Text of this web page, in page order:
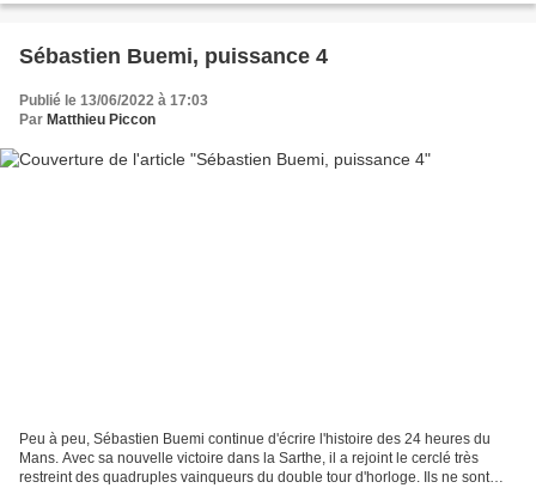
Sébastien Buemi, puissance 4
Publié le 13/06/2022 à 17:03
Par Matthieu Piccon
Peu à peu, Sébastien Buemi continue d'écrire l'histoire des 24 heures du
Mans. Avec sa nouvelle victoire dans la Sarthe, il a rejoint le cerclé très
restreint des quadruples vainqueurs du double tour d'horloge. Ils ne sont